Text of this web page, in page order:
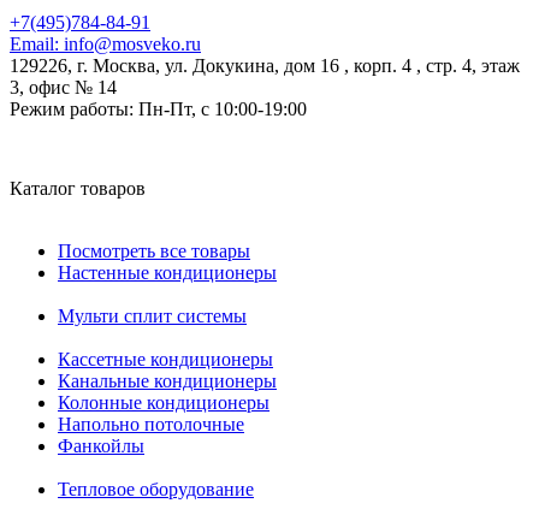
+7(495)784-84-91
Email: info@mosveko.ru
129226, г. Москва, ул. Докукина, дом 16 , корп. 4 , стр. 4, этаж
3, офис № 14
Режим работы: Пн-Пт, с 10:00-19:00
Каталог товаров
Посмотреть все товары
Настенные кондиционеры
Мульти сплит системы
Кассетные кондиционеры
Канальные кондиционеры
Колонные кондиционеры
Напольно потолочные
Фанкойлы
Тепловое оборудование